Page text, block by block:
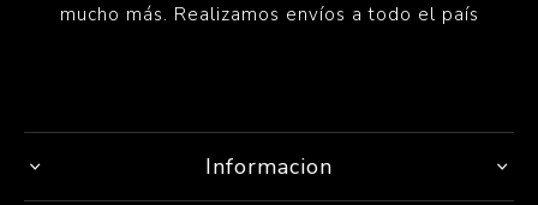
mucho más. Realizamos envíos a todo el país
Informacion